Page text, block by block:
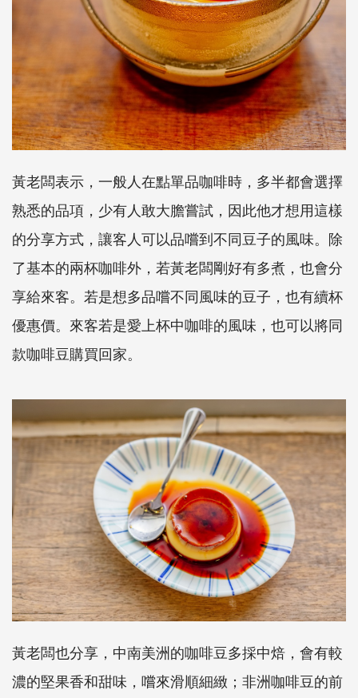
黃老闆表示，一般人在點單品咖啡時，多半都會選擇
熟悉的品項，少有人敢大膽嘗試，因此他才想用這樣
的分享方式，讓客人可以品嚐到不同豆子的風味。除
了基本的兩杯咖啡外，若黃老闆剛好有多煮，也會分
享給來客。若是想多品嚐不同風味的豆子，也有續杯
優惠價。來客若是愛上杯中咖啡的風味，也可以將同
款咖啡豆購買回家。
黃老闆也分享，中南美洲的咖啡豆多採中焙，會有較
濃的堅果香和甜味，嚐來滑順細緻；非洲咖啡豆的前